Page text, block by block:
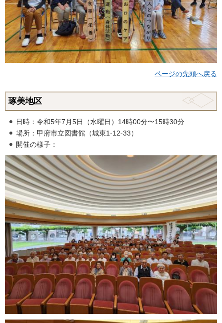
ページの先頭へ戻る
琢美地区
日時：令和5年7月5日（水曜日）14時00分〜15時30分
場所：甲府市立図書館（城東1-12-33）
開催の様子：